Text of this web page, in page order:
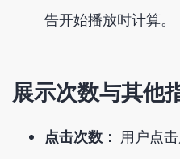
告开始播放时计算。
展示次数与其他
点击次数： 用户点